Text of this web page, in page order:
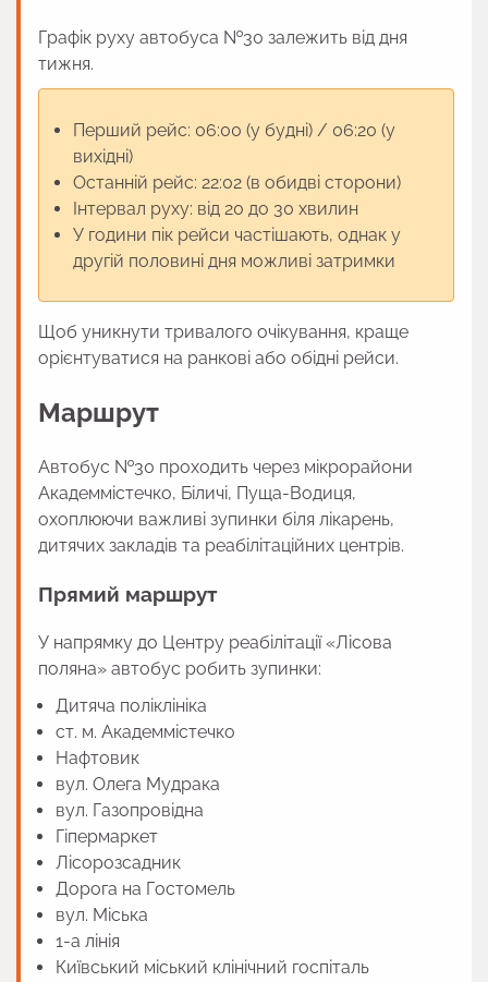
Графік руху автобуса №30 залежить від дня
тижня.
Перший рейс: 06:00 (у будні) / 06:20 (у
вихідні)
Останній рейс: 22:02 (в обидві сторони)
Інтервал руху: від 20 до 30 хвилин
У години пік рейси частішають, однак у
другій половині дня можливі затримки
Щоб уникнути тривалого очікування, краще
орієнтуватися на ранкові або обідні рейси.
Маршрут
Автобус №30 проходить через мікрорайони
Академмістечко, Біличі, Пуща-Водиця,
охоплюючи важливі зупинки біля лікарень,
дитячих закладів та реабілітаційних центрів.
Прямий маршрут
У напрямку до Центру реабілітації «Лісова
поляна» автобус робить зупинки:
Дитяча поліклініка
ст. м. Академмістечко
Нафтовик
вул. Олега Мудрака
вул. Газопровідна
Гіпермаркет
Лісорозсадник
Дорога на Гостомель
вул. Міська
1-а лінія
Київський міський клінічний госпіталь